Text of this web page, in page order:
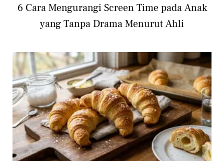
6 Cara Mengurangi Screen Time pada Anak
yang Tanpa Drama Menurut Ahli